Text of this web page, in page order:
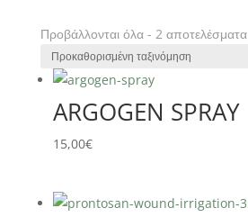
Προβάλλονται όλα - 2 αποτελέσματα
ARGOGEN SPRAY
15,00€